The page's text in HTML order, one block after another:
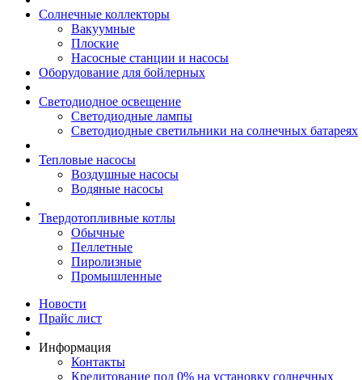
Солнечные коллекторы
Вакуумные
Плоские
Насосные станции и насосы
Оборудование для бойлерных
Светодиодное освещение
Светодиодные лампы
Светодиодные светильники на солнечных батареях
Тепловые насосы
Воздушные насосы
Водяные насосы
Твердотопливные котлы
Обычные
Пеллетные
Пиролизные
Промышленные
Новости
Прайс лист
Информация
Контакты
Кредитование под 0% на установку солнечных